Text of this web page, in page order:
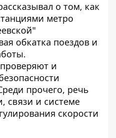
о том, как
метро
обкатка поездов и
.
и
прочего, речь
связи и системе
скорости